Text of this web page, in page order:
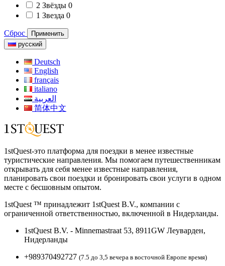
2 Звёзды 0
1 Звезда 0
Сброс
Применить
русский
Deutsch
English
français
italiano
العربية
简体中文
1stQuest-это платформа для поездки в менее известные
туристические направления. Мы помогаем путешественникам
открывать для себя менее известные направления,
планировать свои поездки и бронировать свои услуги в одном
месте с бесшовным опытом.
1stQuest ™ принадлежит 1stQuest B.V., компании с
ограниченной ответственностью, включенной в Нидерланды.
1stQuest B.V. - Minnemastraat 53, 8911GW Леуварден,
Нидерланды
+989370492727 (7.5 до 3,5 вечера в восточной Европе время)